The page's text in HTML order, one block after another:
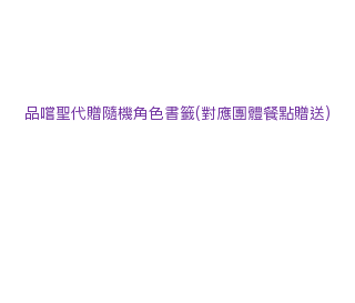
品嚐聖代贈隨機角色書籤(對應團體餐點贈送)